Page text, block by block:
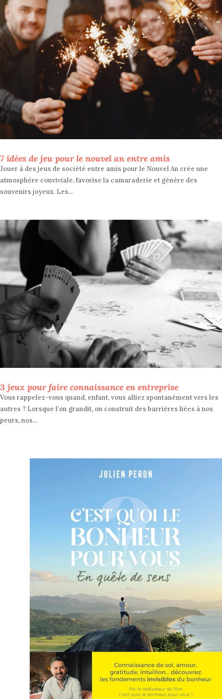
7 idées de jeu pour le nouvel an entre amis
Jouer à des jeux de société entre amis pour le Nouvel An crée une
atmosphère conviviale, favorise la camaraderie et génère des
souvenirs joyeux. Les...
3 jeux pour faire connaissance en entreprise
Vous rappelez-vous quand, enfant, vous alliez spontanément vers les
autres ? Lorsque l’on grandit, on construit des barrières liées à nos
peurs, nos...